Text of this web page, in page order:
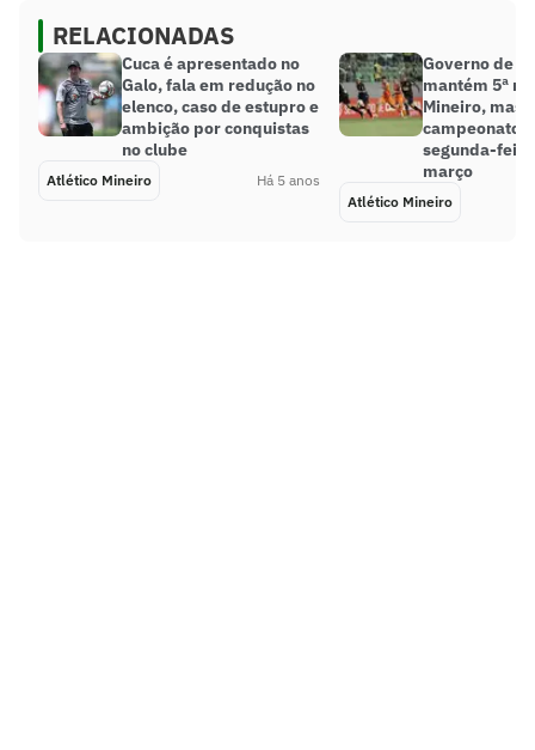
RELACIONADAS
Cuca é apresentado no
Galo, fala em redução no
elenco, caso de estupro e
ambição por conquistas
no clube
Atlético Mineiro Há 5 anos
Governo de
mantém 5ª
Mineiro, mas
campeonato
segunda-
março
Atlético Mineiro